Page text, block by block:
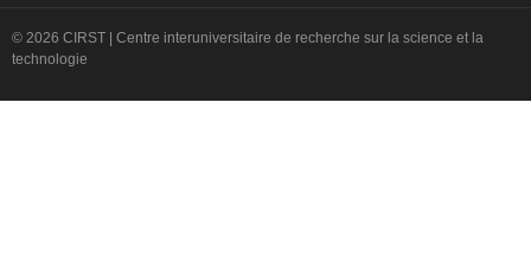
© 2026 CIRST | Centre interuniversitaire de recherche sur la science et la
technologie